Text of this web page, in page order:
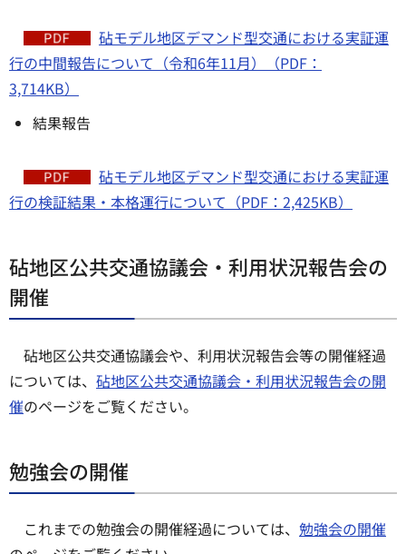
砧モデル地区デマンド型交通における実証運
行の中間報告について（令和6年11月）（PDF：
3,714KB）
結果報告
砧モデル地区デマンド型交通における実証運
行の検証結果・本格運行について（PDF：2,425KB）
砧地区公共交通協議会・利用状況報告会の
開催
砧地区公共交通協議会や、利用状況報告会等の開催経過
については、 砧地区公共交通協議会・利用状況報告会の開
催のページをご覧ください。
勉強会の開催
これまでの勉強会の開催経過については、 勉強会の開催